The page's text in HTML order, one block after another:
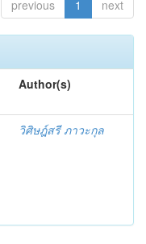
previous 1 next
Author(s)
วิศิษฎ์สรี ภาวะกุล